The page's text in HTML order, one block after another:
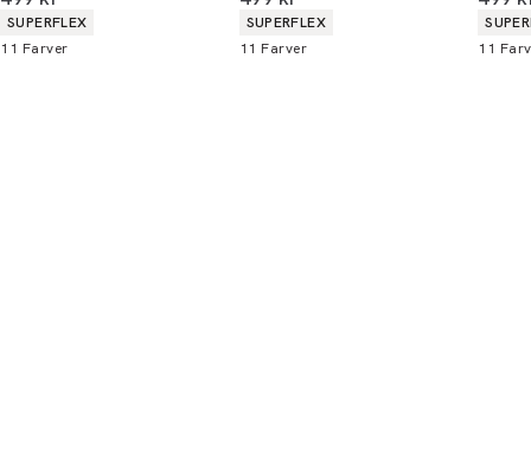
alle butikker og online.
Produkt egenskaber
SUPERFLEX
11 Farver
Produkt egenskaber
SUPERFLEX
11 Farver
11